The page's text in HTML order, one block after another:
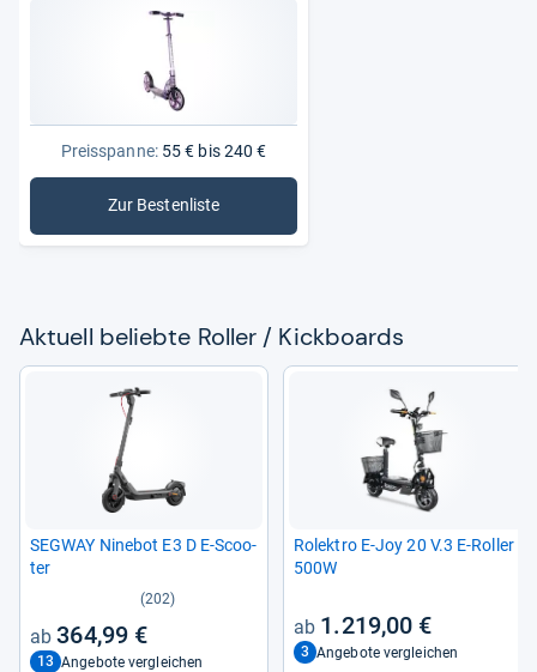
Preisspanne:55 € bis 240 €
Zur Bestenliste: Roller / Kickboards
Aktu­ell beliebte Rol­ler / Kick­boards
SEG­WAY Nine­bot E3 D E-​Scoo­
ter
(202)
364,99 €
13 Angebote vergleichen
Rolek­tro E-​Joy 20 V.3 E-​Rol­ler
500W
1.219,00 €
3 Angebote vergleichen